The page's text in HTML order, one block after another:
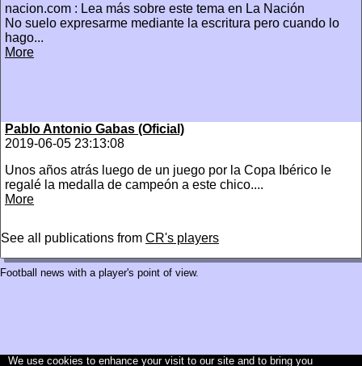
nacion.com : Lea más sobre este tema en La Nación
No suelo expresarme mediante la escritura pero cuando lo
hago...
More
Pablo Antonio Gabas (Oficial)
2019-06-05 23:13:08
Unos años atrás luego de un juego por la Copa Ibérico le
regalé la medalla de campeón a este chico....
More
See all publications from CR's players
Football news with a player's point of view.
We use cookies to enhance your visit to our site and to bring you